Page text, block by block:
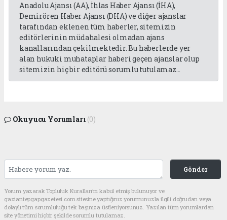
Anadolu Ajansı (AA), İhlas Haber Ajansı (İHA),
Demirören Haber Ajansı (DHA) ve diğer ajanslar
tarafından eklenen tüm haberler, sitemizin
editörlerinin müdahalesi olmadan ajans
kanallarından çekilmektedir. Bu haberlerde yer
alan hukuki muhataplar haberi geçen ajanslar olup
sitemizin hiç bir editörü sorumlu tutulamaz...
Okuyucu Yorumları (0)
Gönder
Yorum yazarak Topluluk Kuralları’nı kabul etmiş bulunuyor ve
gaziantepgapgazetesi.com sitesine yaptığınız yorumunuzla ilgili doğrudan veya
dolaylı tüm sorumluluğu tek başınıza üstleniyorsunuz. Yazılan tüm yorumlardan
site yönetimi hiçbir şekilde sorumlu tutulamaz.